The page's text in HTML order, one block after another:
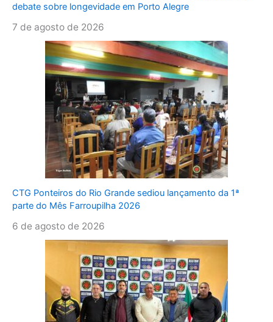
debate sobre longevidade em Porto Alegre
7 de agosto de 2026
CTG Ponteiros do Rio Grande sediou lançamento da 1ª
parte do Mês Farroupilha 2026
6 de agosto de 2026